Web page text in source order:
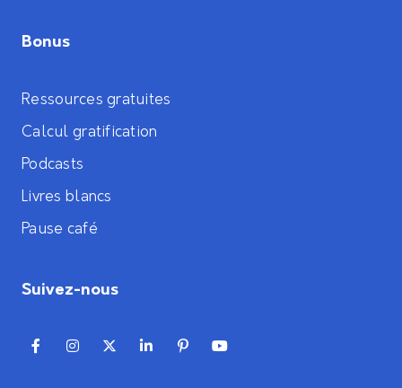
Bonus
Ressources gratuites
Calcul gratification
Podcasts
Livres blancs
Pause café
Suivez-nous